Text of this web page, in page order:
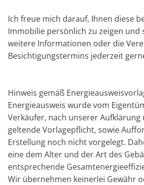
Ich freue mich darauf, Ihnen diese
Immobilie persönlich zu zeigen und
weitere Informationen oder die
Besichtigungstermins jederzeit
Hinweis gemäß
Energieausweis wurde vom
Verkäufer, nach unserer Aufklärung
geltende Vorlagepflicht, sowie
Erstellung noch nicht vorgelegt.
eine dem Alter und der Art des
entsprechende
Wir übernehmen keinerlei Gewähr